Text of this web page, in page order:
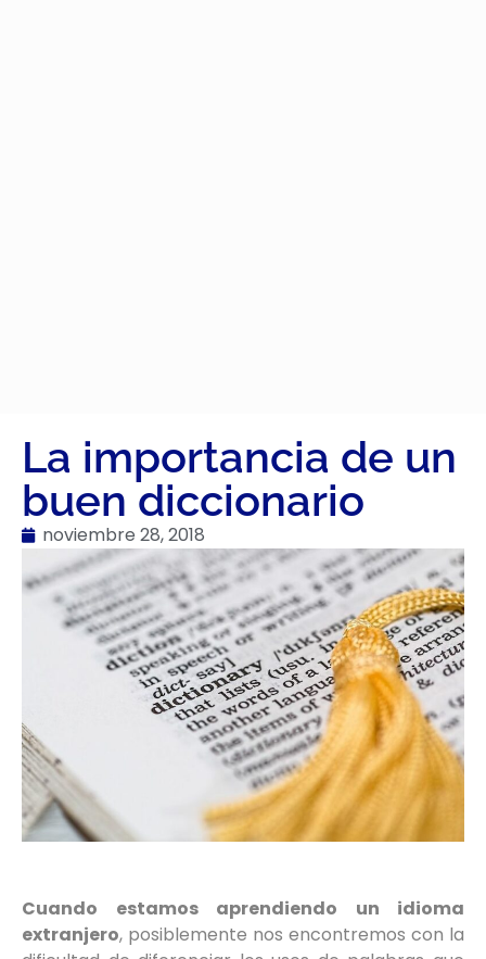
La importancia de un
buen diccionario
noviembre 28, 2018
Cuando estamos aprendiendo un idioma
extranjero, posiblemente nos encontremos con la